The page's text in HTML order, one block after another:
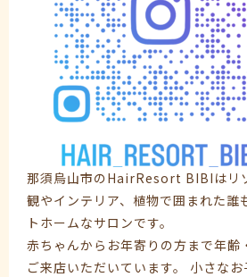
那須烏山市のHairResort BIBIはリ
観やインテリア、植物で囲まれた誰
トホームなサロンです。
赤ちゃんからお年寄りの方まで年齢
ご来店いただいています。 小さな